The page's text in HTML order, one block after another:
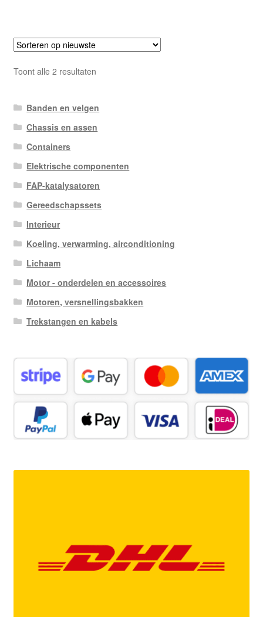
Toont alle 2 resultatenGesorteerd
Banden en velgen
Chassis en assen
Containers
Elektrische componenten
FAP-katalysatoren
Gereedschapssets
Interieur
Koeling, verwarming, airconditioning
Lichaam
Motor - onderdelen en accessoires
Motoren, versnellingsbakken
Trekstangen en kabels